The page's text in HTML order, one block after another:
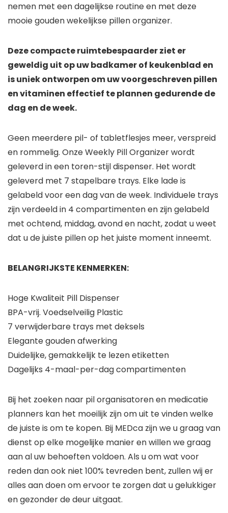
nemen met een dagelijkse routine en met deze
mooie gouden wekelijkse pillen organizer.
Deze compacte ruimtebespaarder ziet er
geweldig uit op uw badkamer of keukenblad en
is uniek ontworpen om uw voorgeschreven pillen
en vitaminen effectief te plannen gedurende de
dag en de week.
Geen meerdere pil- of tabletflesjes meer, verspreid
en rommelig. Onze Weekly Pill Organizer wordt
geleverd in een toren-stijl dispenser. Het wordt
geleverd met 7 stapelbare trays. Elke lade is
gelabeld voor een dag van de week. Individuele trays
zijn verdeeld in 4 compartimenten en zijn gelabeld
met ochtend, middag, avond en nacht, zodat u weet
dat u de juiste pillen op het juiste moment inneemt.
BELANGRIJKSTE KENMERKEN:
Hoge Kwaliteit Pill Dispenser
BPA-vrij. Voedselveilig Plastic
7 verwijderbare trays met deksels
Elegante gouden afwerking
Duidelijke, gemakkelijk te lezen etiketten
Dagelijks 4-maal-per-dag compartimenten
Bij het zoeken naar pil organisatoren en medicatie
planners kan het moeilijk zijn om uit te vinden welke
de juiste is om te kopen. Bij MEDca zijn we u graag van
dienst op elke mogelijke manier en willen we graag
aan al uw behoeften voldoen. Als u om wat voor
reden dan ook niet 100% tevreden bent, zullen wij er
alles aan doen om ervoor te zorgen dat u gelukkiger
en gezonder de deur uitgaat.